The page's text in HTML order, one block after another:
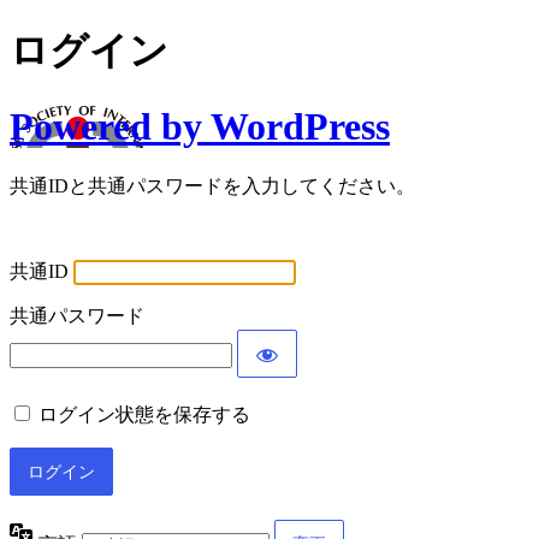
ログイン
Powered by WordPress
共通IDと共通パスワードを入力してください。
共通ID
共通パスワード
ログイン状態を保存する